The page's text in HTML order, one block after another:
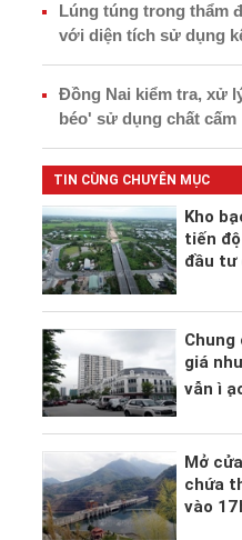
Lúng túng trong thẩm
với diện tích sử dụng
Đồng Nai kiểm tra, xử
béo' sử dụng chất cấm
TIN CÙNG CHUYÊN MỤC
Kho
tiến
đầu tư
Chung
giá
vẫn ì
Mở
chứa
vào